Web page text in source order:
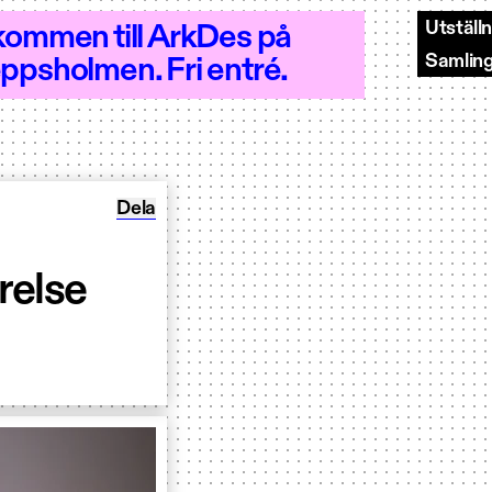
10–20
till ArkDes på
Fri entré.
Dela Design-bar: Designa för rörelse
Dela